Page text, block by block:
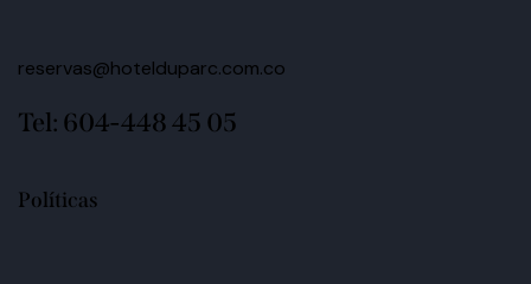
reservas@hotelduparc.com.co
Tel: 604-448 45 05
Políticas